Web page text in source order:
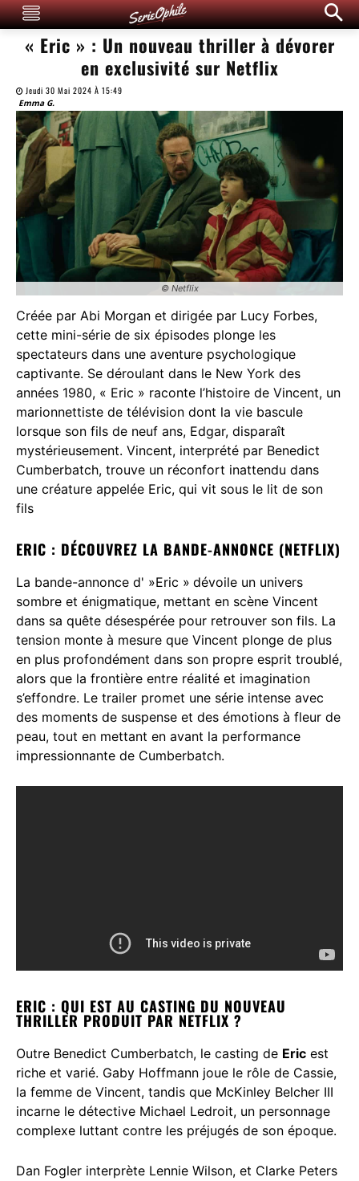
« Eric » : Un nouveau thriller à dévorer
en exclusivité sur Netflix
Jeudi 30 Mai 2024 À 15:49
Emma G.
© Netflix
Créée par Abi Morgan et dirigée par Lucy Forbes,
cette mini-série de six épisodes plonge les
spectateurs dans une aventure psychologique
captivante. Se déroulant dans le New York des
années 1980, « Eric » raconte l’histoire de Vincent, un
marionnettiste de télévision dont la vie bascule
lorsque son fils de neuf ans, Edgar, disparaît
mystérieusement. Vincent, interprété par Benedict
Cumberbatch, trouve un réconfort inattendu dans
une créature appelée Eric, qui vit sous le lit de son
fils​
ERIC : DÉCOUVREZ LA BANDE-ANNONCE (NETFLIX)
La bande-annonce d' »Eric » dévoile un univers
sombre et énigmatique, mettant en scène Vincent
dans sa quête désespérée pour retrouver son fils. La
tension monte à mesure que Vincent plonge de plus
en plus profondément dans son propre esprit troublé,
alors que la frontière entre réalité et imagination
s’effondre. Le trailer promet une série intense avec
des moments de suspense et des émotions à fleur de
peau, tout en mettant en avant la performance
impressionnante de Cumberbatch.
ERIC : QUI EST AU CASTING DU NOUVEAU
THRILLER PRODUIT PAR NETFLIX ?
Outre Benedict Cumberbatch, le casting de Eric est
riche et varié. Gaby Hoffmann joue le rôle de Cassie,
la femme de Vincent, tandis que McKinley Belcher III
incarne le détective Michael Ledroit, un personnage
complexe luttant contre les préjugés de son époque.
Dan Fogler interprète Lennie Wilson, et Clarke Peters